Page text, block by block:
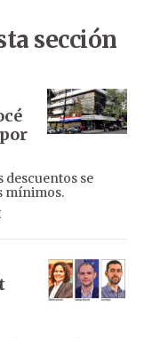
sección
descuentos se
mínimos.